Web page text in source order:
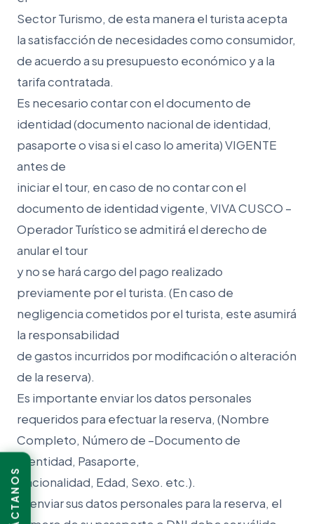
Sector Turismo, de esta manera el turista acepta
la satisfacción de necesidades como consumidor,
de acuerdo a su presupuesto económico y a la
tarifa contratada.
Es necesario contar con el documento de
identidad (documento nacional de identidad,
pasaporte o visa si el caso lo amerita) VIGENTE
antes de
iniciar el tour, en caso de no contar con el
documento de identidad vigente, VIVA CUSCO –
Operador Turístico se admitirá el derecho de
anular el tour
y no se hará cargo del pago realizado
previamente por el turista. (En caso de
negligencia cometidos por el turista, este asumirá
la responsabilidad
de gastos incurridos por modificación o alteración
de la reserva).
Es importante enviar los datos personales
requeridos para efectuar la reserva, (Nombre
Completo, Número de –Documento de
Identidad, Pasaporte,
Nacionalidad, Edad, Sexo. etc.).
Al enviar sus datos personales para la reserva, el